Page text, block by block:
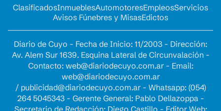
ClasificadosInmueblesAutomotoresEmpleosServicios
Avisos Fúnebres y MisasEdictos
Diario de Cuyo - Fecha de Inicio: 11/2003 - Dirección:
Av. Alem Sur 1639. Esquina Lateral de Circunvalación -
Contacto: web@diariodecuyo.com.ar- Email:
web@diariodecuyo.com.ar
/ publicidad@diariodecuyo.com.ar- Whatsapp: (054)
264 5045343 - Gerente General: Pablo Dellazoppa -